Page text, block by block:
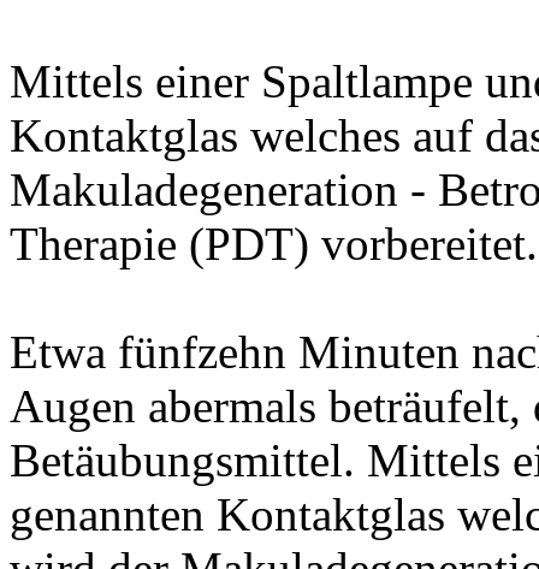
Mittels einer Spaltlampe
Kontaktglas welches auf
Makuladegeneration -
Therapie (PDT) vorbereitet.
Etwa fünfzehn Minuten
Augen abermals
Betäubungsmittel. Mittels
genannten Kontaktglas